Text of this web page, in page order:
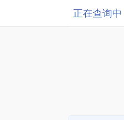
正在查询中